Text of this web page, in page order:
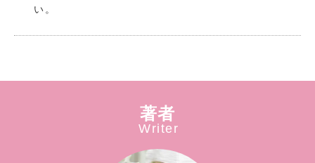
い。
著者
Writer